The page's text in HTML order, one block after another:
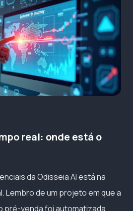
real: onde está o
da Odisseia AI está na
Lembro de um projeto em que a
pré-venda foi automatizada